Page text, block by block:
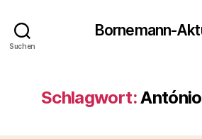
Suchen
Bornemann-
Schlagwort: